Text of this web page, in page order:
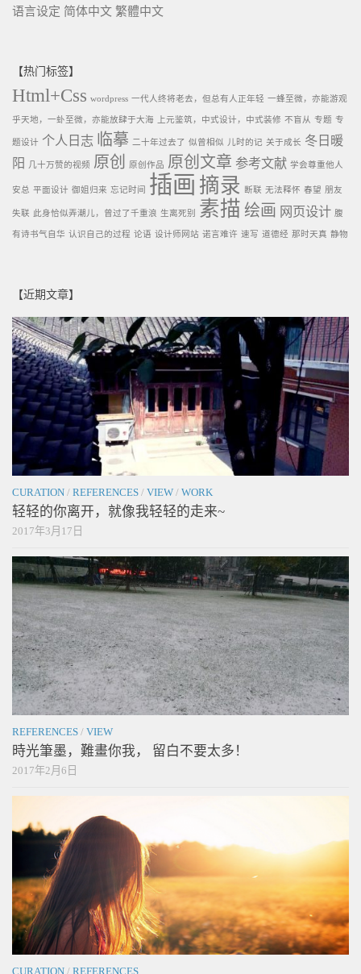
语言设定 简体中文 繁體中文
【热门标签】
Html+Css wordpress 一代人终将老去，但总有人正年轻 一蜂至微，亦能游观
乎天地，一虲至微，亦能放肆于大海 上元鉴筑，中式设计，中式装修 不盲从 专题 专
题设计 个人日志 临摹 二十年过去了 似曾相似 儿时的记 关于成长 冬日暖
阳
几十万赞的视频 原创 原创作品 原创文章 参考文献 学会尊重他人
安总 平面设计 御姐归来 忘记时间 插画 摘录 断联 无法释怀 春望 朋友
失联 此身恰似弄潮儿，曾过了千重浪 生离死别 素描 绘画 网页设计 腹
有诗书气自华 认识自己的过程 论语 设计师网站 诺言难许 速写 道德经 那时天真 静物
【近期文章】
CURATION / REFERENCES / VIEW / WORK
轻轻的你离开，就像我轻轻的走来~
2017年3月17日
REFERENCES / VIEW
時光筆墨，難畫你我， 留白不要太多！
2017年2月6日
CURATION / REFERENCES